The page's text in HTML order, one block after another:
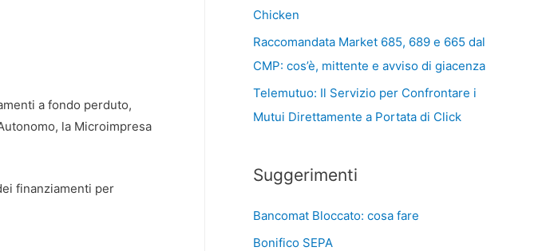
a fondo perduto,
la Microimpresa
finanziamenti per
Chicken
Raccomandata Market 685, 689 e 665 dal
CMP: cos’è, mittente e avviso di giacenza
Telemutuo: Il Servizio per Confrontare i
Mutui Direttamente a Portata di Click
Suggerimenti
Bancomat Bloccato: cosa fare
Bonifico SEPA